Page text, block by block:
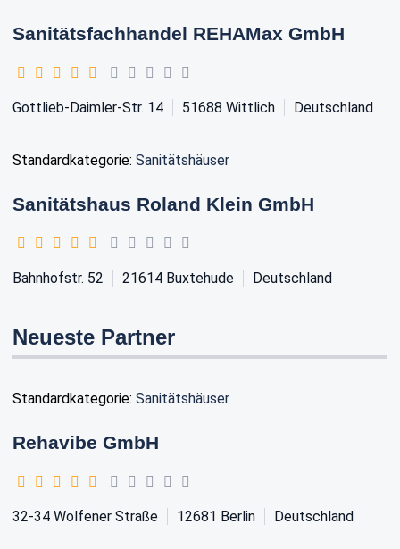
Sanitätsfachhandel REHAMax GmbH
Gottlieb-Daimler-Str. 14 51688 Wittlich Deutschland
Standardkategorie: Sanitätshäuser
Sanitätshaus Roland Klein GmbH
Bahnhofstr. 52 21614 Buxtehude Deutschland
Neueste Partner
Standardkategorie: Sanitätshäuser
Rehavibe GmbH
32-34 Wolfener Straße 12681 Berlin Deutschland